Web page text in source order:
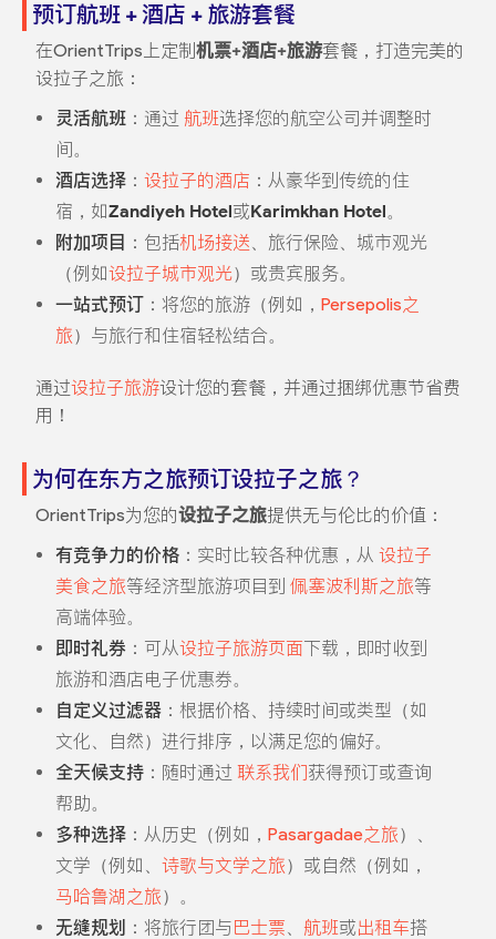
预订航班 + 酒店 + 旅游套餐
在OrientTrips上定制 机票+酒店+旅游套餐，打造完美的
设拉子之旅：
灵活航班：通过 航班选择您的航空公司并调整时
间。
酒店选择： 设拉子的酒店 ：从豪华到传统的住
宿，如Zandiyeh Hotel或Karimkhan Hotel。
附加项目 ：包括机场接送、旅行保险、城市观光
（例如设拉子城市观光）或贵宾服务。
一站式预订：将您的旅游（例如， Persepolis之
旅）与旅行和住宿轻松结合。
通过设拉子旅游设计您的套餐，并通过捆绑优惠节省费
用！
为何在东方之旅预订设拉子之旅？
OrientTrips为您的设拉子之旅提供无与伦比的价值：
有竞争力的价格：实时比较各种优惠，从 设拉子
美食之旅等经济型旅游项目到 佩塞波利斯之旅等
高端体验。
即时礼券：可从设拉子旅游页面下载，即时收到
旅游和酒店电子优惠券。
自定义过滤器：根据价格、持续时间或类型（如
文化、自然）进行排序，以满足您的偏好。
全天候支持：随时通过 联系我们获得预订或查询
帮助。
多种选择：从历史（例如， Pasargadae之旅）、
文学（例如、 诗歌与文学之旅）或自然（例如，
马哈鲁湖之旅）。
无缝规划 ：将旅行团与巴士票、 航班或出租车搭